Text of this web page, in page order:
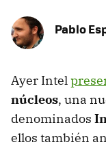
Pablo
Ayer Intel
núcleos, una
denominados
ellos también